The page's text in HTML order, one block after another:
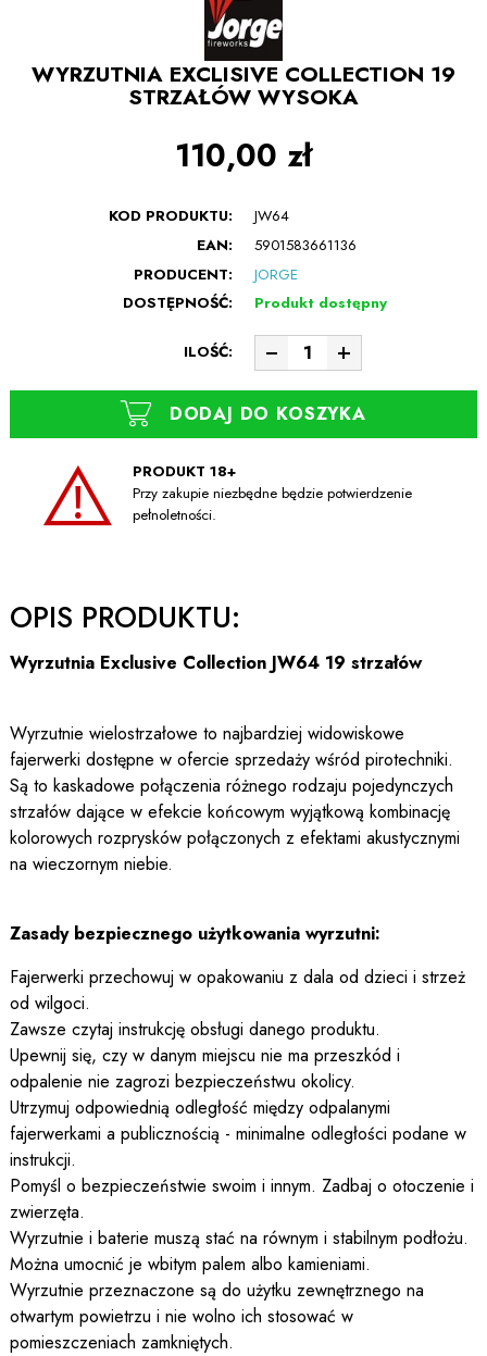
WYRZUTNIA EXCLISIVE COLLECTION 19
STRZAŁÓW WYSOKA
110,00 zł
KOD PRODUKTU:
JW64
EAN:
5901583661136
PRODUCENT:
JORGE
DOSTĘPNOŚĆ:
Produkt dostępny
ILOŚĆ:
DODAJ DO KOSZYKA
PRODUKT 18+
Przy zakupie niezbędne będzie potwierdzenie
pełnoletności.
OPIS PRODUKTU:
Wyrzutnia Exclusive Collection JW64 19 strzałów
Wyrzutnie wielostrzałowe to najbardziej widowiskowe
fajerwerki dostępne w ofercie sprzedaży wśród pirotechniki.
Są to kaskadowe połączenia różnego rodzaju pojedynczych
strzałów dające w efekcie końcowym wyjątkową kombinację
kolorowych rozprysków połączonych z efektami akustycznymi
na wieczornym niebie.
Zasady bezpiecznego użytkowania wyrzutni:
Fajerwerki przechowuj w opakowaniu z dala od dzieci i strzeż
od wilgoci.
Zawsze czytaj instrukcję obsługi danego produktu.
Upewnij się, czy w danym miejscu nie ma przeszkód i
odpalenie nie zagrozi bezpieczeństwu okolicy.
Utrzymuj odpowiednią odległość między odpalanymi
fajerwerkami a publicznością - minimalne odległości podane w
instrukcji.
Pomyśl o bezpieczeństwie swoim i innym. Zadbaj o otoczenie i
zwierzęta.
Wyrzutnie i baterie muszą stać na równym i stabilnym podłożu.
Można umocnić je wbitym palem albo kamieniami.
Wyrzutnie przeznaczone są do użytku zewnętrznego na
otwartym powietrzu i nie wolno ich stosować w
pomieszczeniach zamkniętych.